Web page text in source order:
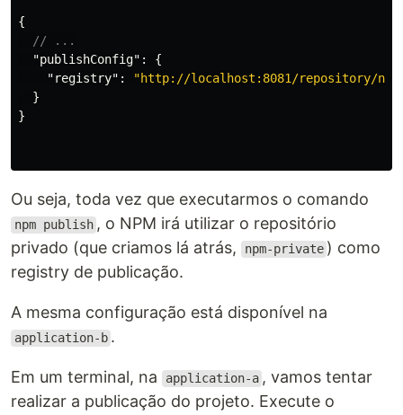
{
// ...
"publishConfig" :
{
"registry" :
"http://localhost:8081/repository/
}
}
Ou seja, toda vez que executarmos o comando
npm publish , o NPM irá utilizar o repositório
privado (que criamos lá atrás,
npm-private ) como
registry de publicação.
A mesma configuração está disponível na
application-b .
Em um terminal, na application-a , vamos tentar
realizar a publicação do projeto. Execute o